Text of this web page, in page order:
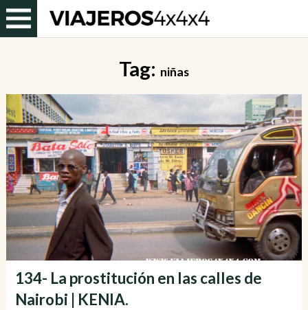
Tag: niñas
134- La prostitución en las calles de
Nairobi | KENIA.